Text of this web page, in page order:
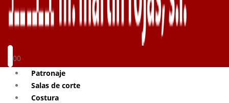
00
Patronaje
Salas de corte
Costura